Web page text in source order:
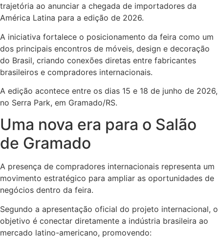
trajetória ao anunciar a chegada de importadores da
América Latina para a edição de 2026.
A iniciativa fortalece o posicionamento da feira como um
dos principais encontros de móveis, design e decoração
do Brasil, criando conexões diretas entre fabricantes
brasileiros e compradores internacionais.
A edição acontece entre os dias 15 e 18 de junho de 2026,
no Serra Park, em Gramado/RS.
Uma nova era para o Salão
de Gramado
A presença de compradores internacionais representa um
movimento estratégico para ampliar as oportunidades de
negócios dentro da feira.
Segundo a apresentação oficial do projeto internacional, o
objetivo é conectar diretamente a indústria brasileira ao
mercado latino-americano, promovendo: